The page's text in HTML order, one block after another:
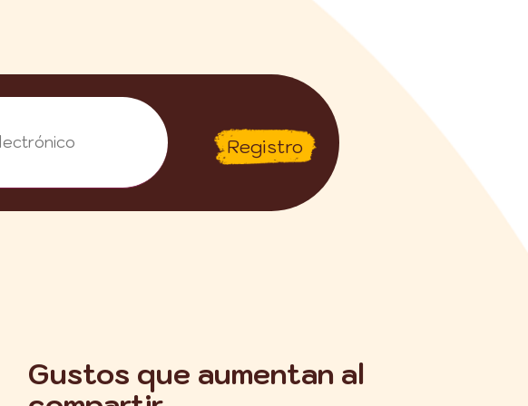
Registro
Gustos que aumentan al